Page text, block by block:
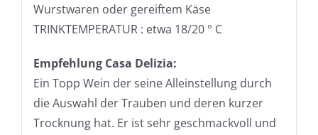
Wurstwaren oder gereiftem Käse
TRINKTEMPERATUR : etwa 18/20 ° C
Empfehlung Casa Delizia:
Ein Topp Wein der seine Alleinstellung durch
die Auswahl der Trauben und deren kurzer
Trocknung hat. Er ist sehr geschmackvoll und